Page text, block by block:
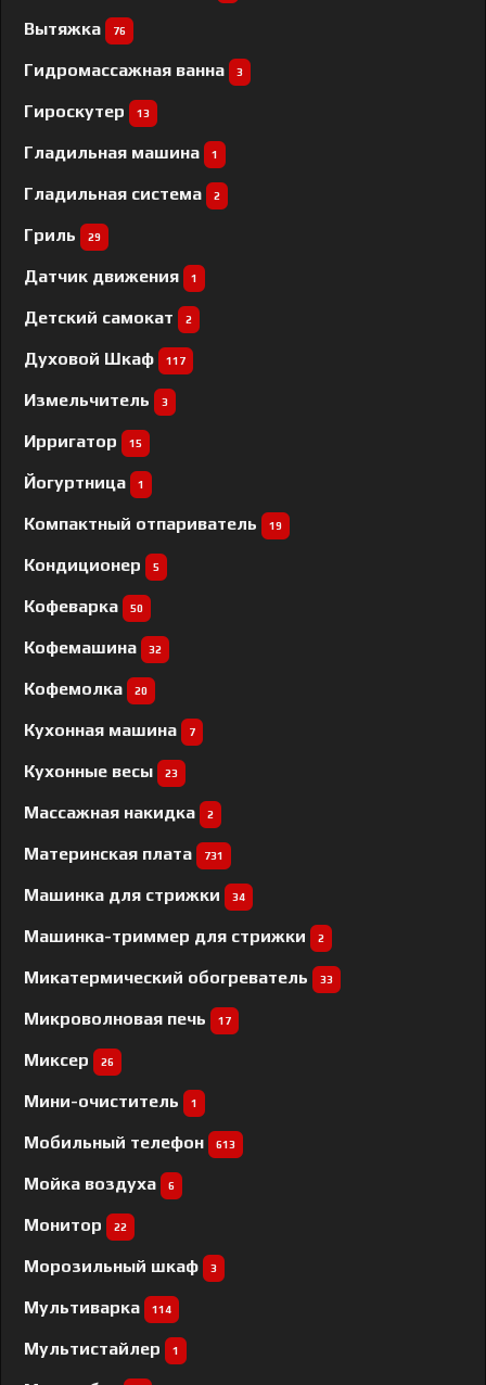
Вытяжка 76
Гидромассажная ванна 3
Гироскутер 13
Гладильная машина 1
Гладильная система 2
Гриль 29
Датчик движения 1
Детский самокат 2
Духовой Шкаф 117
Измельчитель 3
Ирригатор 15
Йогуртница 1
Компактный отпариватель 19
Кондиционер 5
Кофеварка 50
Кофемашина 32
Кофемолка 20
Кухонная машина 7
Кухонные весы 23
Массажная накидка 2
Материнская плата 731
Машинка для стрижки 34
Машинка-триммер для стрижки 2
Микатермический обогреватель 33
Микроволновая печь 17
Миксер 26
Мини-очиститель 1
Мобильный телефон 613
Мойка воздуха 6
Монитор 22
Морозильный шкаф 3
Мультиварка 114
Мультистайлер 1